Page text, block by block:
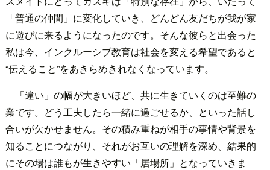
「普通の仲間」に変化していき、どんどん友だちが我が家
に遊びに来るようになったのです。そんな彼らと出会った
私は今、インクルーシブ教育は社会を変える希望であると
“伝えること”をあきらめきれなくなっています。
「違い」の幅が大きいほど、共に生きていくのは至難の
業です。どう工夫したら一緒に過ごせるか、といった話し
合いが欠かせません。その積み重ねが相手の事情や背景を
知ることにつながり、それがお互いの理解を深め、結果的
にその場は誰もが生きやすい「居場所」となっていきま